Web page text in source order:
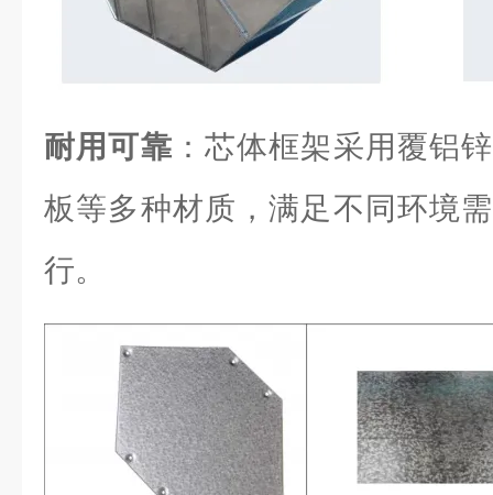
耐用可靠 ：芯体框架采用覆铝
板等多种材质，满足不同环境
行。